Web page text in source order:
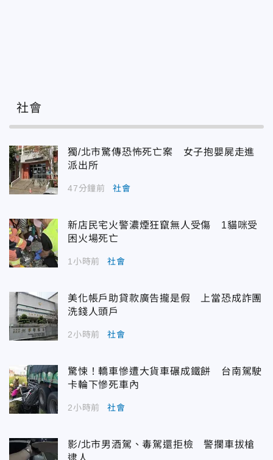
社會
獨/北市驚傳恐怖死亡案 女子抱嬰屍走進
派出所
47分鐘前 社會
新店民宅火警濃煙狂竄無人受傷 1貓咪受
困火場死亡
1小時前 社會
美化帳戶助貸款廣告攏是假 上當恐成詐團
洗錢人頭戶
2小時前 社會
驚悚！轎車慘遭大貨車碾成鐵餅 台南駕駛
卡輪下慘死車內
2小時前 社會
影/北市男酒駕、毒駕還拒檢 警攔車拔槍
逮人